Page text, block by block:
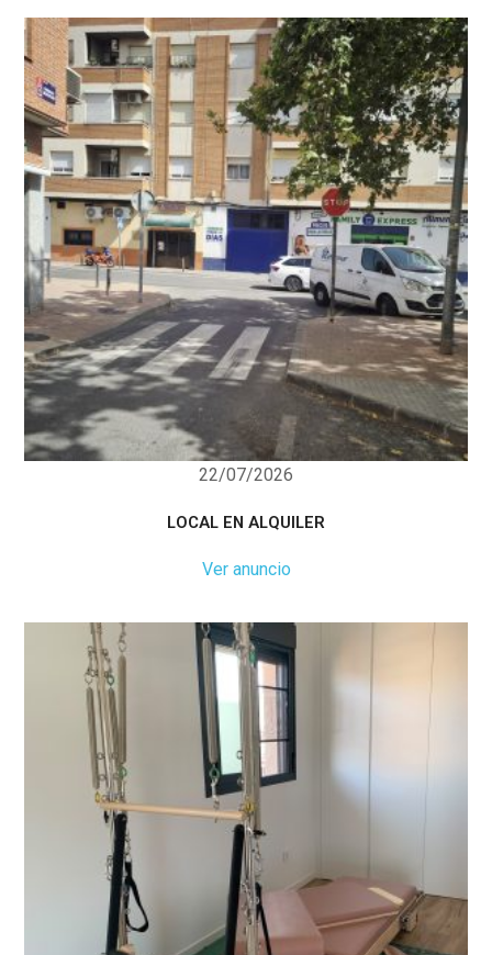
22/07/2026
LOCAL EN ALQUILER
Ver anuncio